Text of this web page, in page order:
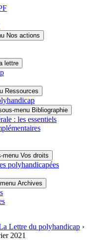
Nos actions
lettre
Ressources
menu Bibliographie
: les essentiels
menu Vos droits
polyhandicapées
Archives
Lettre du polyhandicap ›
2021